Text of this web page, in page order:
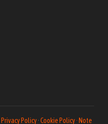
Privacy Policy·Cookie Policy · Note